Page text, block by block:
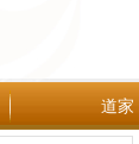
道家